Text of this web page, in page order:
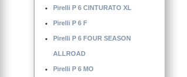
Pirelli P 6 CINTURATO XL
Pirelli P 6 F
Pirelli P 6 FOUR SEASON
ALLROAD
Pirelli P 6 MO